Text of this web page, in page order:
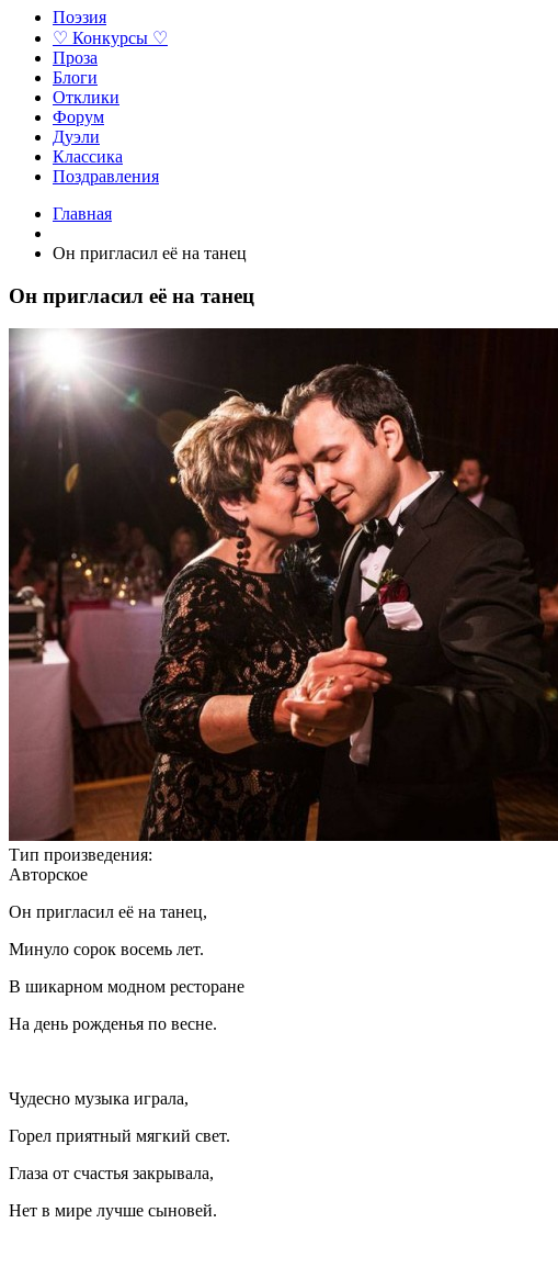
Поэзия
♡ Конкурсы ♡
Проза
Блоги
Отклики
Форум
Дуэли
Классика
Поздравления
Главная
Он пригласил её на танец
Он пригласил её на танец
Тип произведения:
Авторское
Он пригласил её на танец,
Минуло сорок восемь лет.
В шикарном модном ресторане
На день рожденья по весне.
Чудесно музыка играла,
Горел приятный мягкий свет.
Глаза от счастья закрывала,
Нет в мире лучше сыновей.